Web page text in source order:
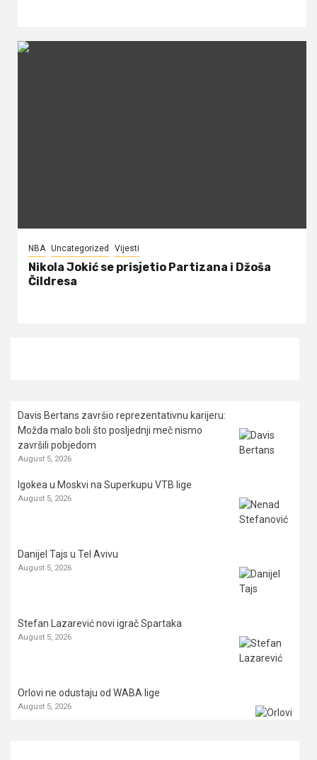
NBA Uncategorized Vijesti
Nikola Jokić se prisjetio Partizana i Džoša
Čildresa
Davis Bertans završio reprezentativnu karijeru:
Možda malo boli što posljednji meč nismo
završili pobjedom
August 5, 2026
Igokea u Moskvi na Superkupu VTB lige
August 5, 2026
Danijel Tajs u Tel Avivu
August 5, 2026
Stefan Lazarević novi igrač Spartaka
August 5, 2026
Orlovi ne odustaju od WABA lige
August 5, 2026